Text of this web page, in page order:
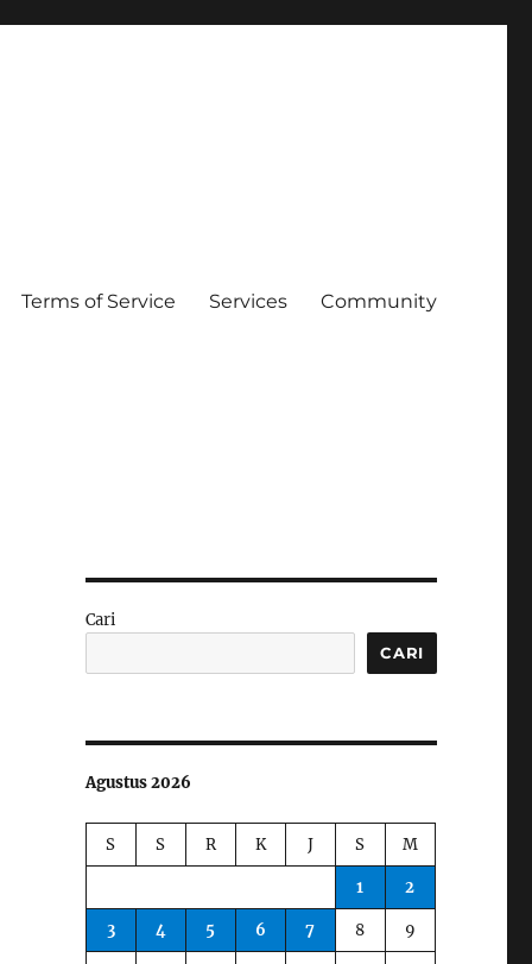
Terms of Service Services Community
Cari
CARI
Agustus 2026
S S R K J S M
1 2
3 4 5 6 7 8 9